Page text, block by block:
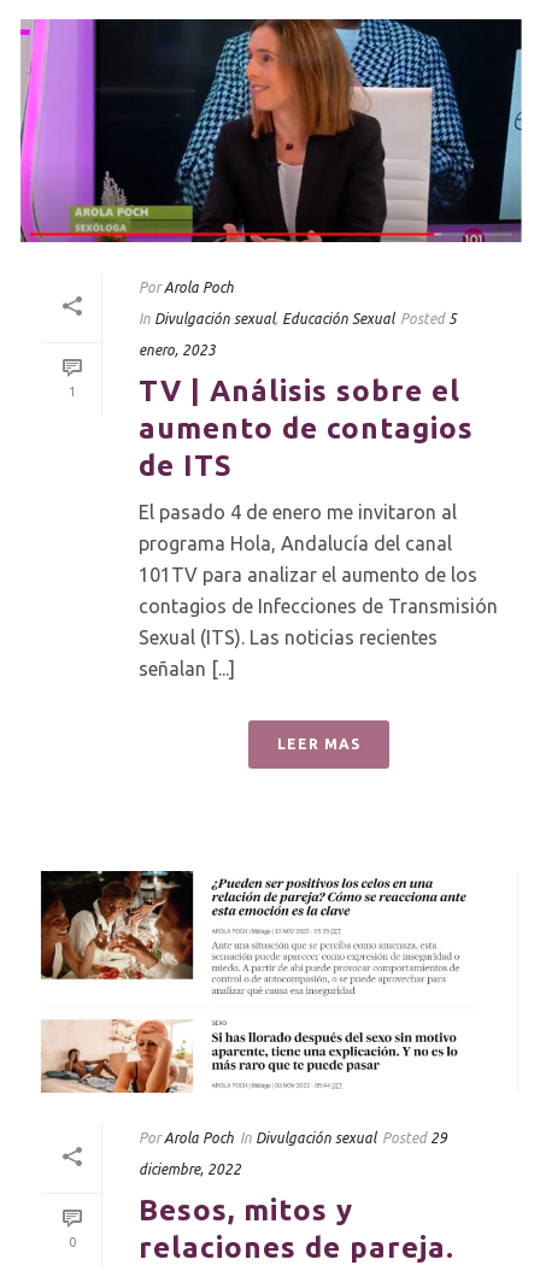
1
Por Arola Poch
In Divulgación sexual, Educación Sexual Posted 5
enero, 2023
TV | Análisis sobre el
aumento de contagios
de ITS
El pasado 4 de enero me invitaron al
programa Hola, Andalucía del canal
101TV para analizar el aumento de los
contagios de Infecciones de Transmisión
Sexual (ITS). Las noticias recientes
señalan [...]
LEER MAS
0
Por Arola Poch In Divulgación sexual Posted 29
diciembre, 2022
Besos, mitos y
relaciones de pareja.